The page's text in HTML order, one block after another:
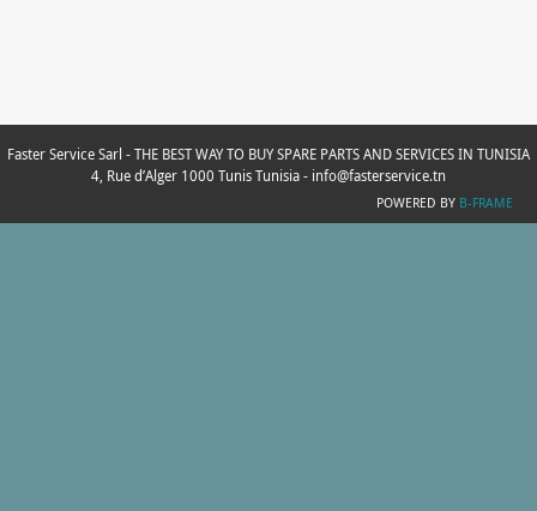
Faster Service Sarl - THE BEST WAY TO BUY SPARE PARTS AND SERVICES IN TUNISIA
4, Rue d’Alger 1000 Tunis Tunisia - info@fasterservice.tn
POWERED BY B-FRAME